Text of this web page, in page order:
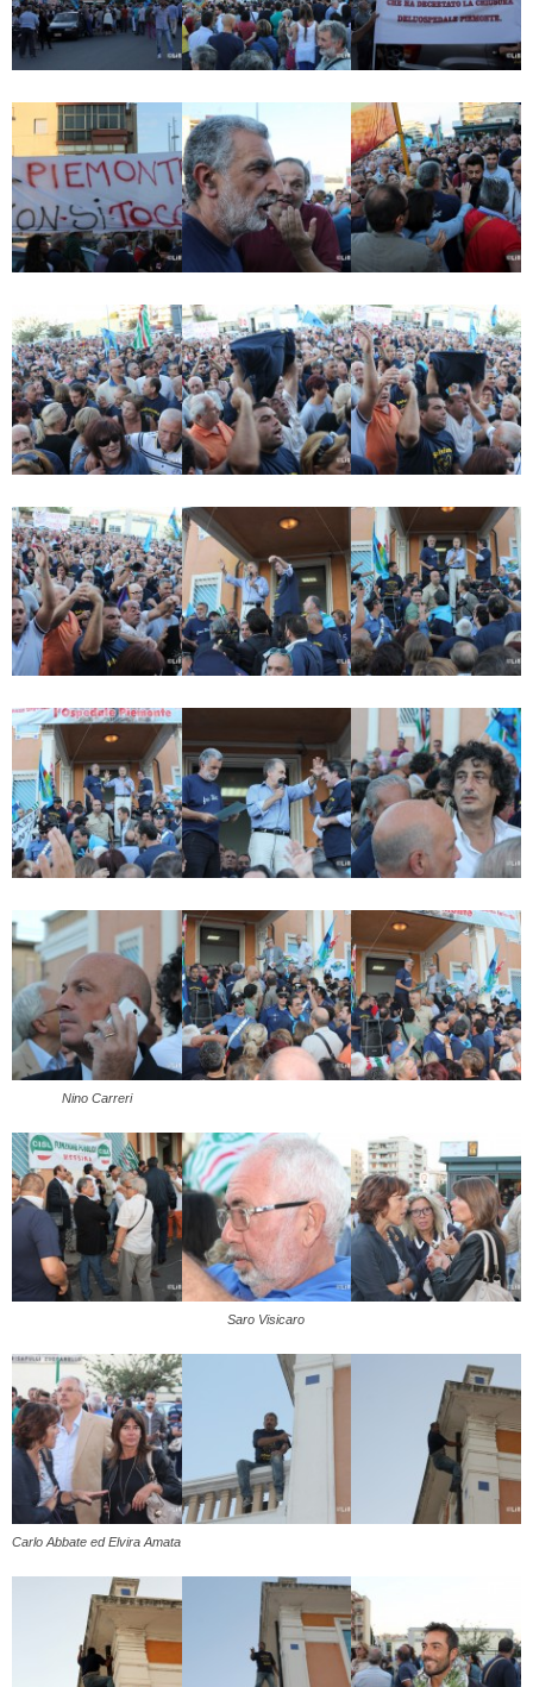
Nino Carreri
Saro Visicaro
Carlo Abbate ed Elvira Amata